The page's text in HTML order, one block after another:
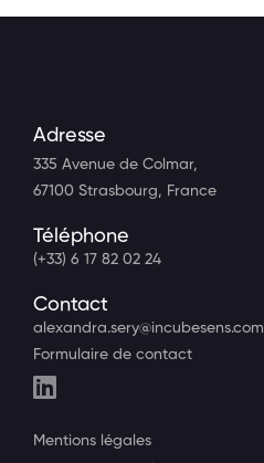
Adresse
335 Avenue de Colmar,
67100 Strasbourg, France
Téléphone
(+33) 6 17 82 02 24
Contact
alexandra.sery@incubesens.com
Formulaire de contact
Mentions légales